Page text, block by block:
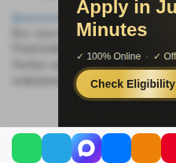
Домашняя кухня без проблем
Все тексты и фотографии,
FineCooking.ru, защищены
Любая частичная или полная
информации без активной